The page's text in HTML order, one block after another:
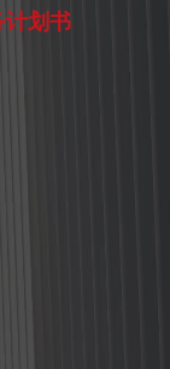
计划书